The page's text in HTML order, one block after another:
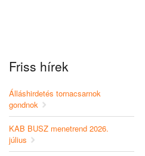
Friss hírek
Álláshirdetés tornacsarnok
gondnok
KAB BUSZ menetrend 2026.
július